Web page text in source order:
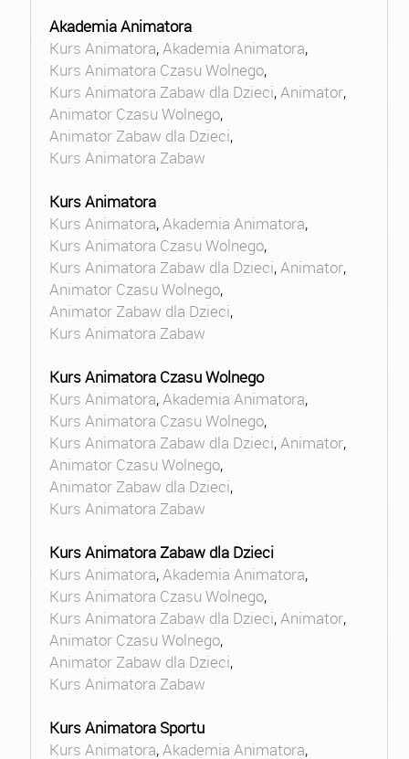
Akademia Animatora
Kurs Animatora,Akademia Animatora,
Kurs Animatora Czasu Wolnego,
Kurs Animatora Zabaw dla Dzieci,Animator,
Animator Czasu Wolnego,
Animator Zabaw dla Dzieci,
Kurs Animatora Zabaw
Kurs Animatora
Kurs Animatora,Akademia Animatora,
Kurs Animatora Czasu Wolnego,
Kurs Animatora Zabaw dla Dzieci,Animator,
Animator Czasu Wolnego,
Animator Zabaw dla Dzieci,
Kurs Animatora Zabaw
Kurs Animatora Czasu Wolnego
Kurs Animatora,Akademia Animatora,
Kurs Animatora Czasu Wolnego,
Kurs Animatora Zabaw dla Dzieci,Animator,
Animator Czasu Wolnego,
Animator Zabaw dla Dzieci,
Kurs Animatora Zabaw
Kurs Animatora Zabaw dla Dzieci
Kurs Animatora,Akademia Animatora,
Kurs Animatora Czasu Wolnego,
Kurs Animatora Zabaw dla Dzieci,Animator,
Animator Czasu Wolnego,
Animator Zabaw dla Dzieci,
Kurs Animatora Zabaw
Kurs Animatora Sportu
Kurs Animatora,Akademia Animatora,